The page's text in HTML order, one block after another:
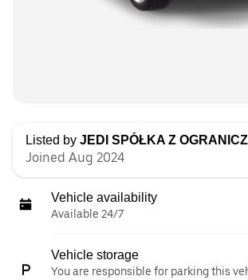
Listed by JEDI SPÓŁKA Z OGRANICZONĄ
Joined Aug 2024
Vehicle availability
Available 24/7
Vehicle storage
You are responsible for parking this